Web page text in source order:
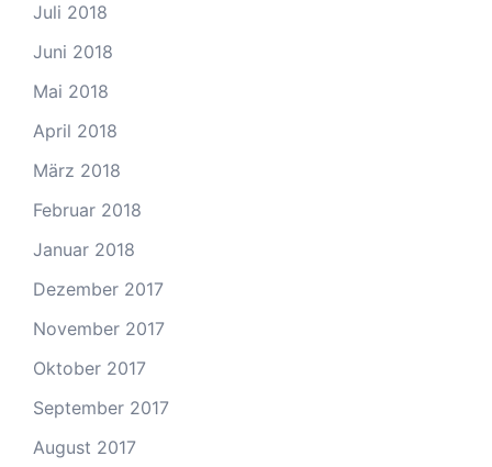
Juli 2018
Juni 2018
Mai 2018
April 2018
März 2018
Februar 2018
Januar 2018
Dezember 2017
November 2017
Oktober 2017
September 2017
August 2017